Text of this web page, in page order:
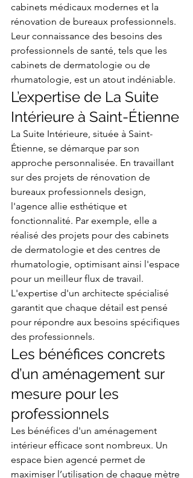
cabinets médicaux modernes et la
rénovation de bureaux professionnels.
Leur connaissance des besoins des
professionnels de santé, tels que les
cabinets de dermatologie ou de
rhumatologie, est un atout indéniable.
L’expertise de La Suite
Intérieure à Saint-Étienne
La Suite Intérieure, située à Saint-
Étienne, se démarque par son
approche personnalisée. En travaillant
sur des projets de rénovation de
bureaux professionnels design,
l'agence allie esthétique et
fonctionnalité. Par exemple, elle a
réalisé des projets pour des cabinets
de dermatologie et des centres de
rhumatologie, optimisant ainsi l'espace
pour un meilleur flux de travail.
L'expertise d'un architecte spécialisé
garantit que chaque détail est pensé
pour répondre aux besoins spécifiques
des professionnels.
Les bénéfices concrets
d’un aménagement sur
mesure pour les
professionnels
Les bénéfices d'un aménagement
intérieur efficace sont nombreux. Un
espace bien agencé permet de
maximiser l’utilisation de chaque mètre